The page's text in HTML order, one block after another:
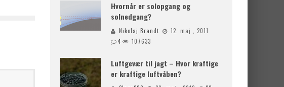
Hvornår er solopgang og
solnedgang?
Nikolaj Brandt
12. maj , 2011
4
107633
Luftgevær til jagt – Hvor kraftige
er kraftige luftvåben?